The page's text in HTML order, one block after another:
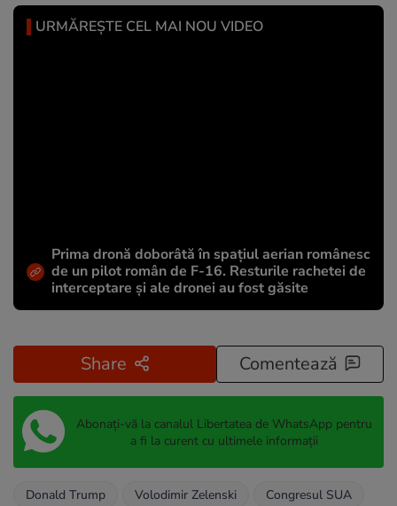
URMĂREȘTE CEL MAI NOU VIDEO
Prima dronă doborâtă în spațiul aerian românesc
de un pilot român de F-16. Resturile rachetei de
interceptare și ale dronei au fost găsite
Share Comentează
Abonați-vă la canalul Libertatea de WhatsApp pentru
a fi la curent cu ultimele informații
Donald Trump Volodimir Zelenski
Congresul SUA